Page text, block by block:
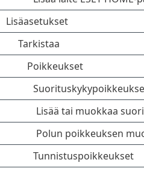
Lisäasetukset
Tarkistaa
Poikkeukset
Lisää tai muokkaa
Polun poikkeuksen
Tunnistuspoikkeukset